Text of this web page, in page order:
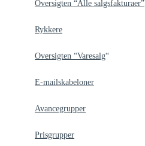
Oversigten “Alle salgsfakturaer”
Rykkere
Oversigten “Varesalg“
E-mailskabeloner
Avancegrupper
Prisgrupper